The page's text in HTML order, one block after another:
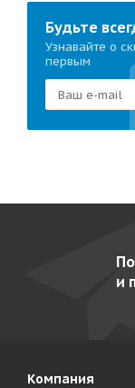
Будьте
Узнавайте о
первым
и
Компания